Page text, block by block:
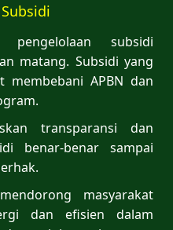
pengelolaan subsidi
matang. Subsidi yang
APBN dan
transparansi dan
benar-benar sampai
masyarakat
dan efisien dalam